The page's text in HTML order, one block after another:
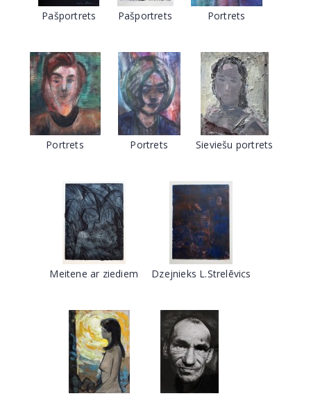
Pašportrets Pašportrets Portrets
Portrets Portrets Sieviešu portrets
Meitene ar ziediem Dzejnieks L.Strelēvics